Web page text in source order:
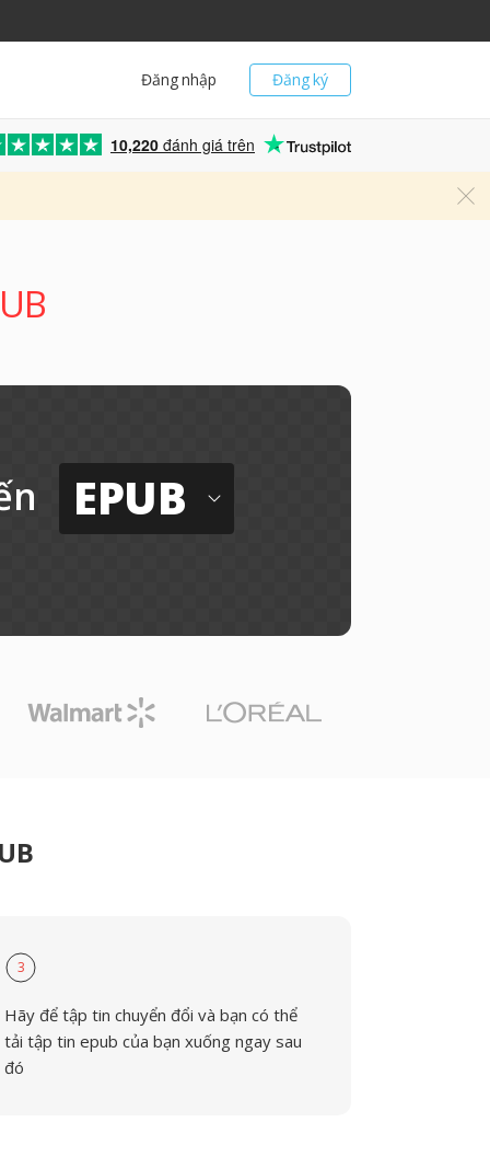
Đăng ký
Đăng nhập
10,220 đánh giá trên
EPUB
3
Hãy để tập tin chuyển đổi và bạn có thể
tải tập tin epub của bạn xuống ngay sau
đó